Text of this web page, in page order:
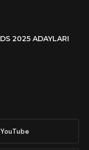
2025 ADAYLARI
YouTube